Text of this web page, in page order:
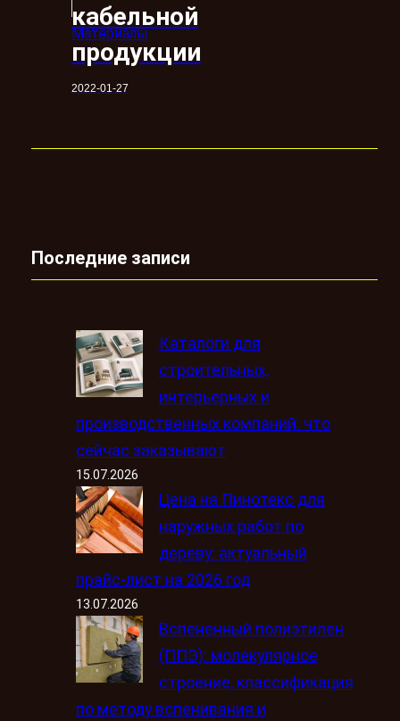
кабельной
продукции
2022-01-27
Материалы
Последние записи
Каталоги для
строительных,
интерьерных и
производственных компаний: что
сейчас заказывают
15.07.2026
Цена на Пинотекс для
наружных работ по
дереву: актуальный
прайс-лист на 2026 год
13.07.2026
Вспененный полиэтилен
(ППЭ): молекулярное
строение, классификация
по методу вспенивания и